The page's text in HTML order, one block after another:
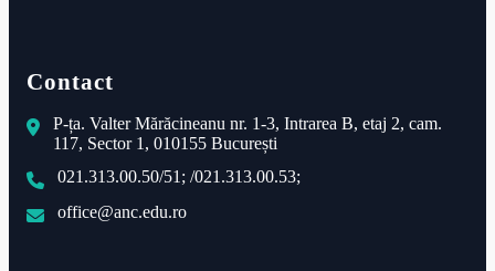
Contact
P-ța. Valter Mărăcineanu nr. 1-3, Intrarea B, etaj 2, cam.
117, Sector 1, 010155 București
021.313.00.50/51; /021.313.00.53;
office@anc.edu.ro